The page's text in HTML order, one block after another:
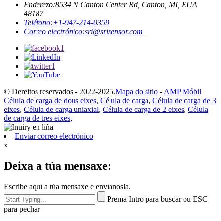
Enderezo:8534 N Canton Center Rd, Canton, MI, EUA
48187
Teléfono:+1-947-214-0359
Correo electrónico:sri@srisensor.com
© Dereitos reservados - 2022-2025.Mapa do sitio - AMP Móbil
Célula de carga de dous eixes, Célula de carga, Célula de carga de 3
eixes, Célula de carga uniaxial, Célula de carga de 2 eixes, Célula
de carga de tres eixes,
Enviar correo electrónico
x
Deixa a túa mensaxe:
Escribe aquí a túa mensaxe e envíanosla.
Prema Intro para buscar ou ESC
para pechar